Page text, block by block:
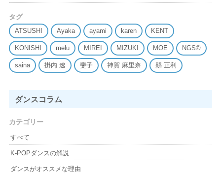
タグ
ATSUSHI Ayaka ayami karen KENT
KONISHI melu MIREI MIZUKI MOE NGS©
saina 掛内 遼 斐子 神賀 麻里奈 縣 正利
ダンスコラム
カテゴリー
すべて
K-POPダンスの解説
ダンスがオススメな理由